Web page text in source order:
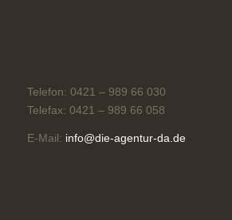
Telefon: 0421 – 989 66 030
Telefax: 0421 – 989 66 058
E-Mail: info@die-agentur-da.de